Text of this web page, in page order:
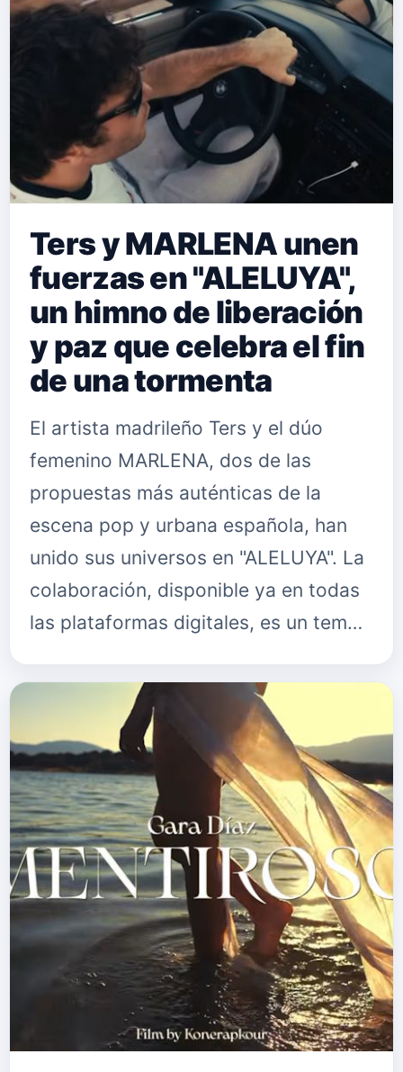
Ters y MARLENA unen
fuerzas en "ALELUYA",
un himno de liberación
y paz que celebra el fin
de una tormenta
El artista madrileño Ters y el dúo
femenino MARLENA, dos de las
propuestas más auténticas de la
escena pop y urbana española, han
unido sus universos en "ALELUYA". La
colaboración, disponible ya en todas
las plataformas digitales, es un tem…